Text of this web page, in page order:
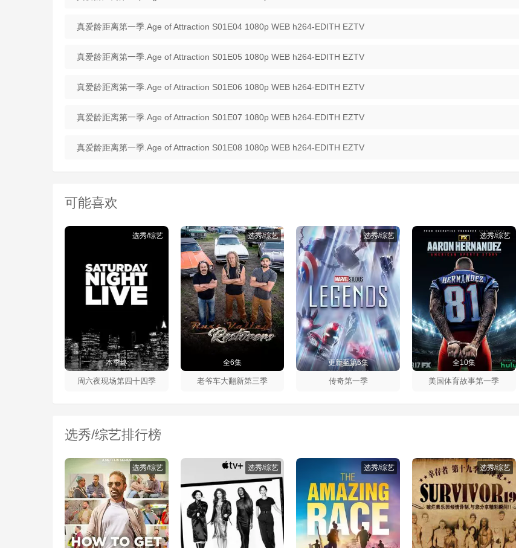
真爱龄距离第一季.Age of Attraction S01E04 1080p WEB h264-EDITH EZTV
真爱龄距离第一季.Age of Attraction S01E05 1080p WEB h264-EDITH EZTV
真爱龄距离第一季.Age of Attraction S01E06 1080p WEB h264-EDITH EZTV
真爱龄距离第一季.Age of Attraction S01E07 1080p WEB h264-EDITH EZTV
真爱龄距离第一季.Age of Attraction S01E08 1080p WEB h264-EDITH EZTV
可能喜欢
本季终
选秀/综艺
周六夜现场第四十四季
全6集
选秀/综艺
老爷车大翻新第三季
更新至第6集
选秀/综艺
传奇第一季
全10集
选秀/综艺
美国体育故事第一季
选秀/综艺排行榜
选秀/综艺 选秀/综艺 选秀/综艺 选秀/综艺